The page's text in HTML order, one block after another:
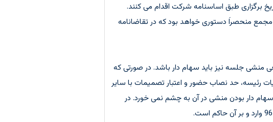
برگزاری طبق اساسنامه شرکت اقدام می کنند.
منحصراَ دستوری خواهد بود که در تقاضانامه
منشی جلسه نیز باید سهام دار باشد. در صورتی که
هیات رئیسه، حد نصاب حضور و اعتبار تصمیمات با سایر
آن را تعریف کرده و الزامی برای سهام دار بودن منشی در آن به چشم نمی خورد. در